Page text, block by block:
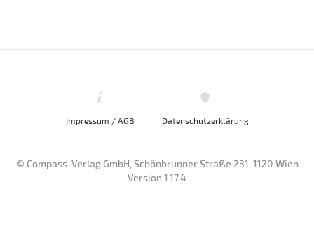
Impressum / AGB Datenschutzerklärung
© Compass-Verlag GmbH, Schönbrunner Straße 231, 1120 Wien
Version 1.17.4